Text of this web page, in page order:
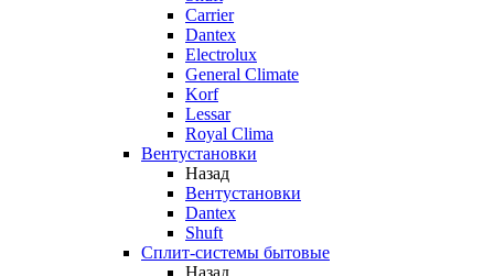
Carrier
Dantex
Electrolux
General Climate
Korf
Lessar
Royal Clima
Вентустановки
Назад
Вентустановки
Dantex
Shuft
Сплит-системы бытовые
Назад